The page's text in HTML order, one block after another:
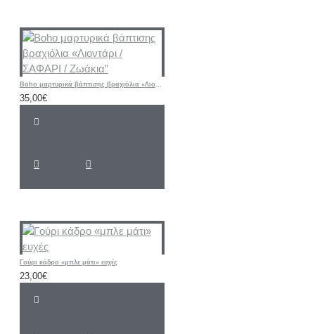
Boho μαρτυρικά βάπτισης βραχιόλια «Λιοντάρι / ΣΑΦΑΡΙ / Ζωάκια”
35,00€
Γούρι κάδρο «μπλε μάτι» ευχές
23,00€